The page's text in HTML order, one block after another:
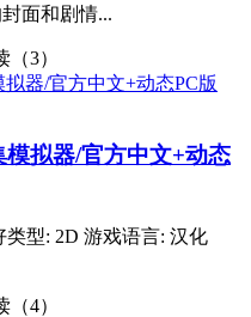
面和剧情...
（3）
拟器/官方中文+动态
类型: 2D 游戏语言: 汉化
（4）